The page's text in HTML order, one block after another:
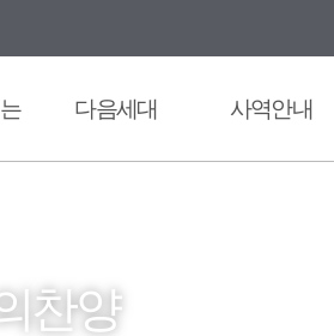
다음세대 사역안내
찬양